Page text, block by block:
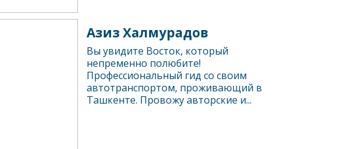
Азиз Халмурадов
Вы увидите Восток, который
непременно полюбите!
Профессиональный гид со своим
автотранспортом, проживающий в
Ташкенте. Провожу авторские и...